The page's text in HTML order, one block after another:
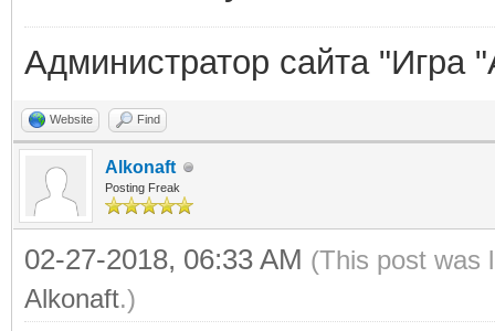
Администратор сайта "Игра
Website Find
Alkonaft
Posting Freak
02-27-2018, 06:33 AM (This post was
Alkonaft.)